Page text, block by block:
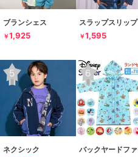
ブランシェス
￥1,925
スラップスリップ
￥1,595
ネクシック